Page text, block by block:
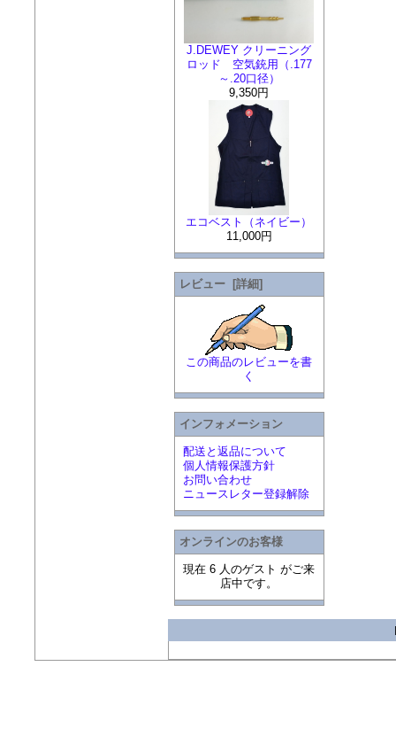
J.DEWEY クリーニング
ロッド 空気銃用（.177
～.20口径）
9,350円
エコベスト（ネイビー）
11,000円
レビュー [詳細]
この商品のレビューを書
く
インフォメーション
配送と返品について
個人情報保護方針
お問い合わせ
ニュースレター登録解除
オンラインのお客様
現在 6 人のゲスト がご来
店中です。